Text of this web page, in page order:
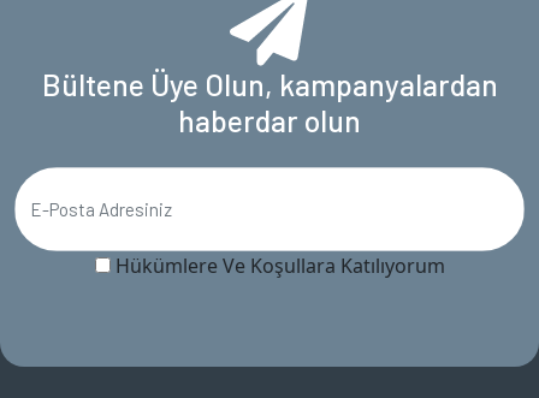
Bültene Üye Olun, kampanyalardan
haberdar olun
Hükümlere Ve Koşullara Katılıyorum